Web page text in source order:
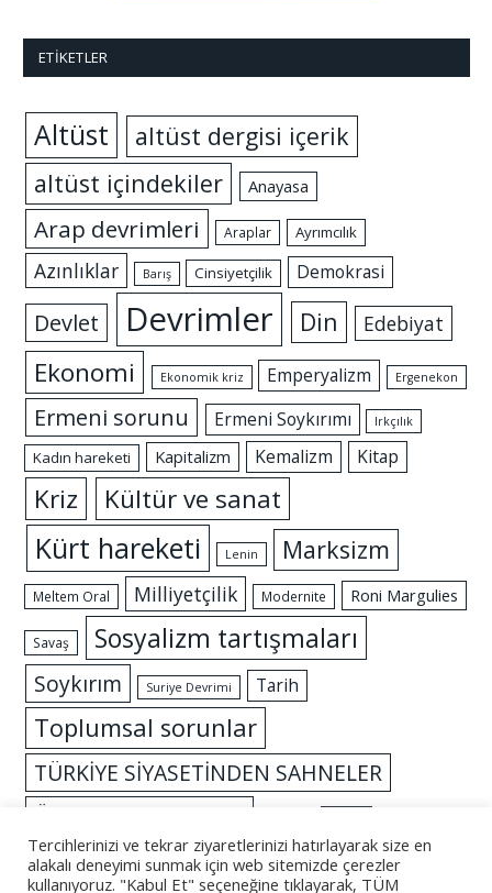
ETIKETLER
Altüst
altüst dergisi içerik
altüst içindekiler
Anayasa
Arap devrimleri Araplar Ayrımcılık
Azınlıklar Barış Cinsiyetçilik Demokrasi
Devlet Devrimler Din Edebiyat
Ekonomi Ekonomik kriz Emperyalizm Ergenekon
Ermeni sorunu Ermeni Soykırımı Irkçılık
Kadın hareketi Kapitalizm Kemalizm Kitap
Kriz Kültür ve sanat
Kürt hareketi Lenin Marksizm
Meltem Oral Milliyetçilik Modernite Roni Margulies
Savaş Sosyalizm tartışmaları
Soykırım Suriye Devrimi Tarih
Toplumsal sorunlar
TÜRKİYE SİYASETİNDEN SAHNELER
Özgürlük mücadelesi
Tercihlerinizi ve tekrar ziyaretlerinizi hatırlayarak size en
alakalı deneyimi sunmak için web sitemizde çerezler
kullanıyoruz. "Kabul Et" seçeneğine tıklayarak, TÜM